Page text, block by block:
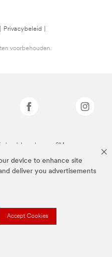
device to enhance site
deliver you advertisements
Accept Cookies
Privacybeleid
voorbehouden.
handelsmerken van 3M.we